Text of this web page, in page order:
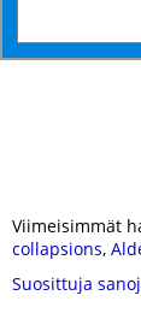
Viimeisimmät
collapsions,
Suosittuja